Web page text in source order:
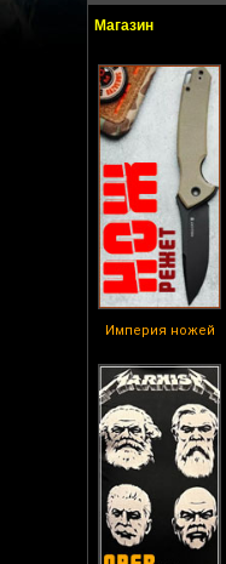
Магазин
Империя ножей